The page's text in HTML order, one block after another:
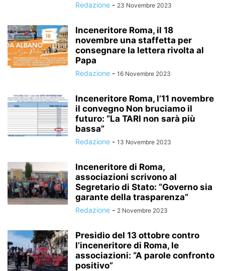
Redazione - 23 Novembre 2023
Inceneritore Roma, il 18
novembre una staffetta per
consegnare la lettera rivolta al
Papa
Redazione - 16 Novembre 2023
Inceneritore Roma, l’11 novembre
il convegno Non bruciamo il
futuro: “La TARI non sarà più
bassa”
Redazione - 13 Novembre 2023
Inceneritore di Roma,
associazioni scrivono al
Segretario di Stato: “Governo sia
garante della trasparenza”
Redazione - 2 Novembre 2023
Presidio del 13 ottobre contro
l’inceneritore di Roma, le
associazioni: “A parole confronto
positivo”